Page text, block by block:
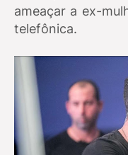
ameaçar a ex-
telefônica.